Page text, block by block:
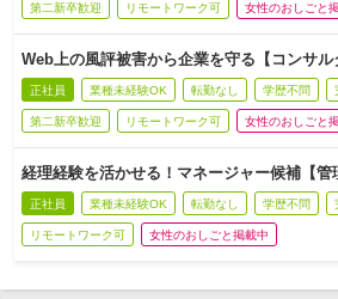
第二新卒歓迎 リモートワーク可 女性のおしごと
Web上の風評被害から企業を守る【コンサル
正社員 業種未経験OK 転勤なし 学歴不問
第二新卒歓迎 リモートワーク可 女性のおしごと
経理経験を活かせる！マネージャー候補【管
正社員 業種未経験OK 転勤なし 学歴不問
リモートワーク可 女性のおしごと掲載中